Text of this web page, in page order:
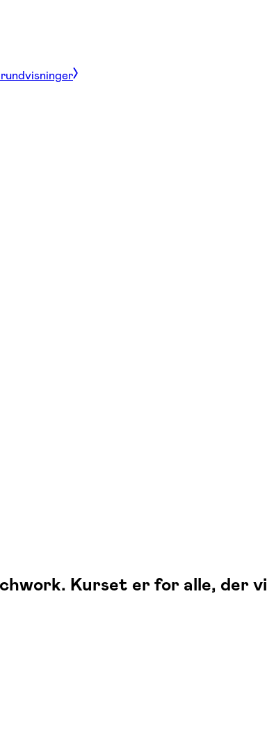
Kurset er for alle, der